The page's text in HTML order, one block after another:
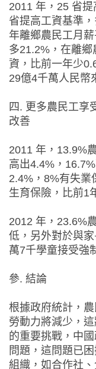
2011 年，25 省
省提高工資基準
年離鄉農民工月
多21.2%，在離
資，比前一年少
29億4千萬人民幣
四. 更多農民工享
改善
2011 年，13.9%
高出4.4%，
2.4%，8%有失業
生育保險，比前1
2012 年，23.6%
低，另外對於與
萬7千學童接受強
參. 結論
根據政府統計，
勞動力將減少，
的重要挑戰，中
問題，這問題已
組織，如合作社